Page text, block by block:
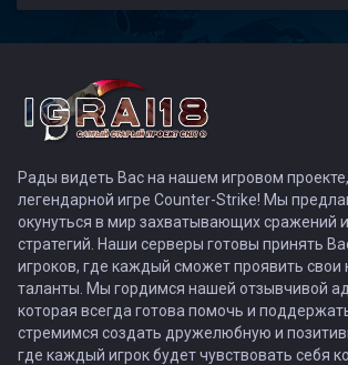
Рады видеть Вас на нашем игровом
легендарной игре Counter-Strike! Мы
окунуться в мир захватывающих сражений
стратегий. Наши серверы готовы принять
игроков, где каждый сможет проявить свои
таланты. Мы гордимся нашей отзывчивой
которая всегда готова помочь и
стремимся создать дружелюбную и
где каждый игрок будет чувствовать себя